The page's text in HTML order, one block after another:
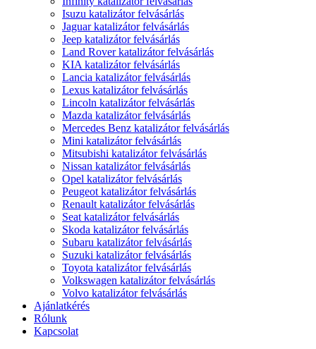
Isuzu katalizátor felvásárlás
Jaguar katalizátor felvásárlás
Jeep katalizátor felvásárlás
Land Rover katalizátor felvásárlás
KIA katalizátor felvásárlás
Lancia katalizátor felvásárlás
Lexus katalizátor felvásárlás
Lincoln katalizátor felvásárlás
Mazda katalizátor felvásárlás
Mercedes Benz katalizátor felvásárlás
Mini katalizátor felvásárlás
Mitsubishi katalizátor felvásárlás
Nissan katalizátor felvásárlás
Opel katalizátor felvásárlás
Peugeot katalizátor felvásárlás
Renault katalizátor felvásárlás
Seat katalizátor felvásárlás
Skoda katalizátor felvásárlás
Subaru katalizátor felvásárlás
Suzuki katalizátor felvásárlás
Toyota katalizátor felvásárlás
Volkswagen katalizátor felvásárlás
Volvo katalizátor felvásárlás
Ajánlatkérés
Rólunk
Kapcsolat